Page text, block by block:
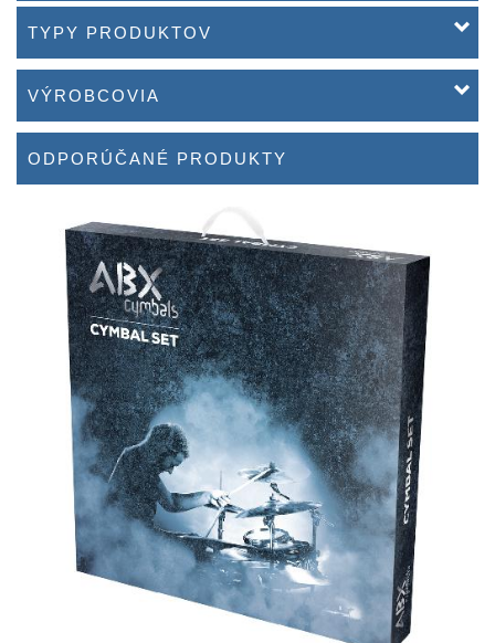
TYPY PRODUKTOV
VÝROBCOVIA
ODPORÚČANÉ PRODUKTY